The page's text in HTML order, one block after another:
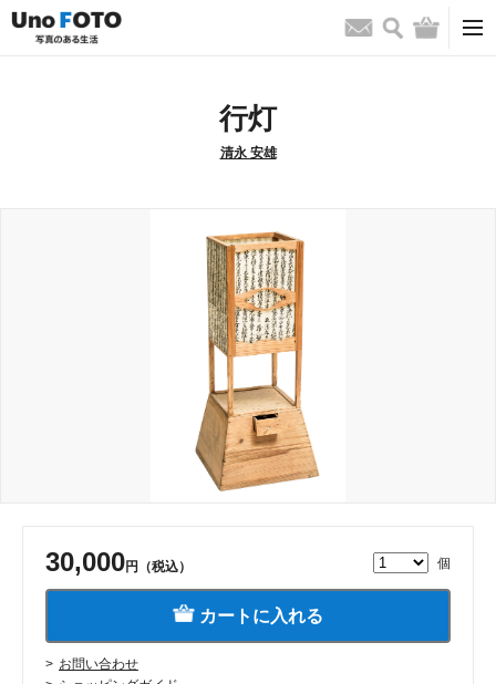
お問い合わせ
検索 バッグ
行灯
清永 安雄
30,000円（税込） 個
カートに入れる
お問い合わせ